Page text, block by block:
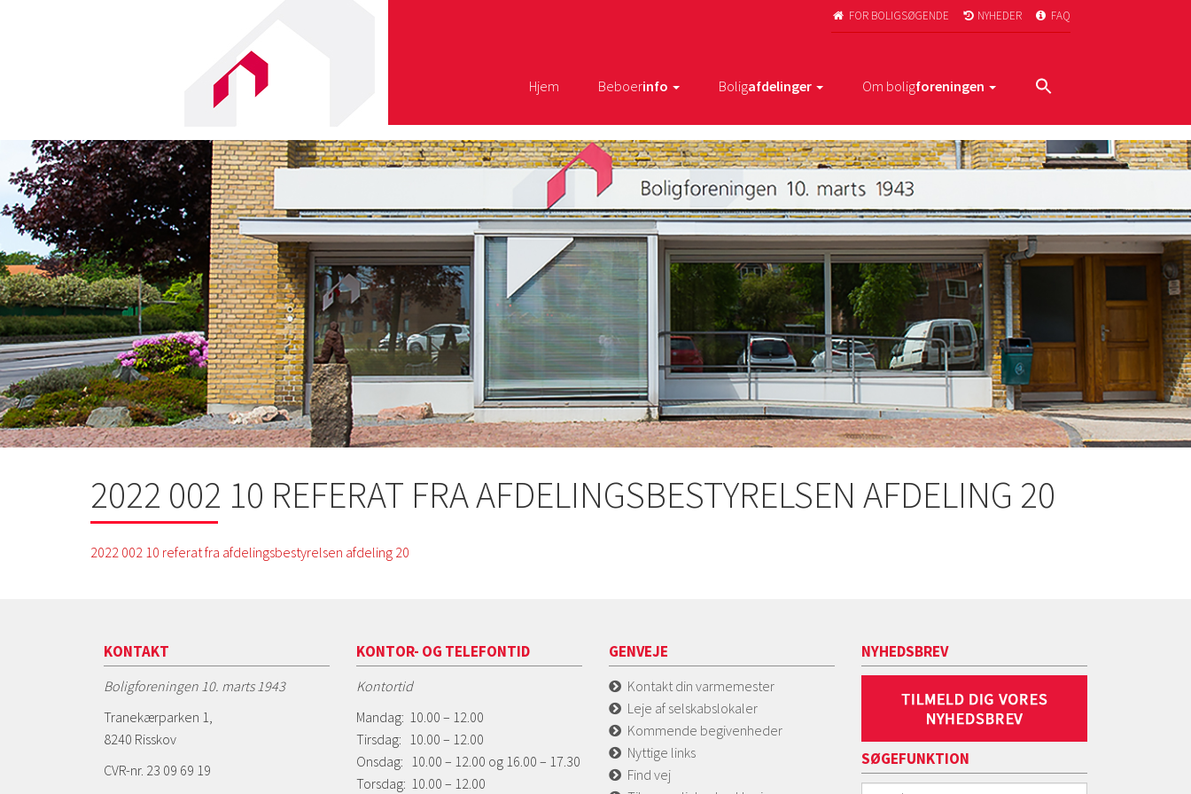
 FOR BOLIGSØGENDE  NYHEDER  FAQ
Hjem Beboerinfo Boligafdelinger Om boligforeningen
2022 002 10 REFERAT FRA AFDELINGSBESTYRELSEN AFDELING 20
2022 002 10 referat fra afdelingsbestyrelsen afdeling 20
KONTAKT
Boligforeningen 10. marts 1943
Tranekærparken 1,
8240 Risskov
CVR-nr. 23 09 69 19
KONTOR- OG TELEFONTID
Kontortid
Mandag: 10.00 – 12.00
Tirsdag: 10.00 – 12.00
Onsdag: 10.00 – 12.00 og 16.00 – 17.30
Torsdag: 10.00 – 12.00
GENVEJE
Kontakt din varmemester
Leje af selskabslokaler
Kommende begivenheder
Nyttige links
Find vej
NYHEDSBREV
SØGEFUNKTION